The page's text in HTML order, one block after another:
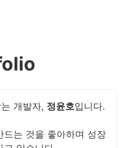
개발자, 정윤호입니다.
드는 것을 좋아하며 성장